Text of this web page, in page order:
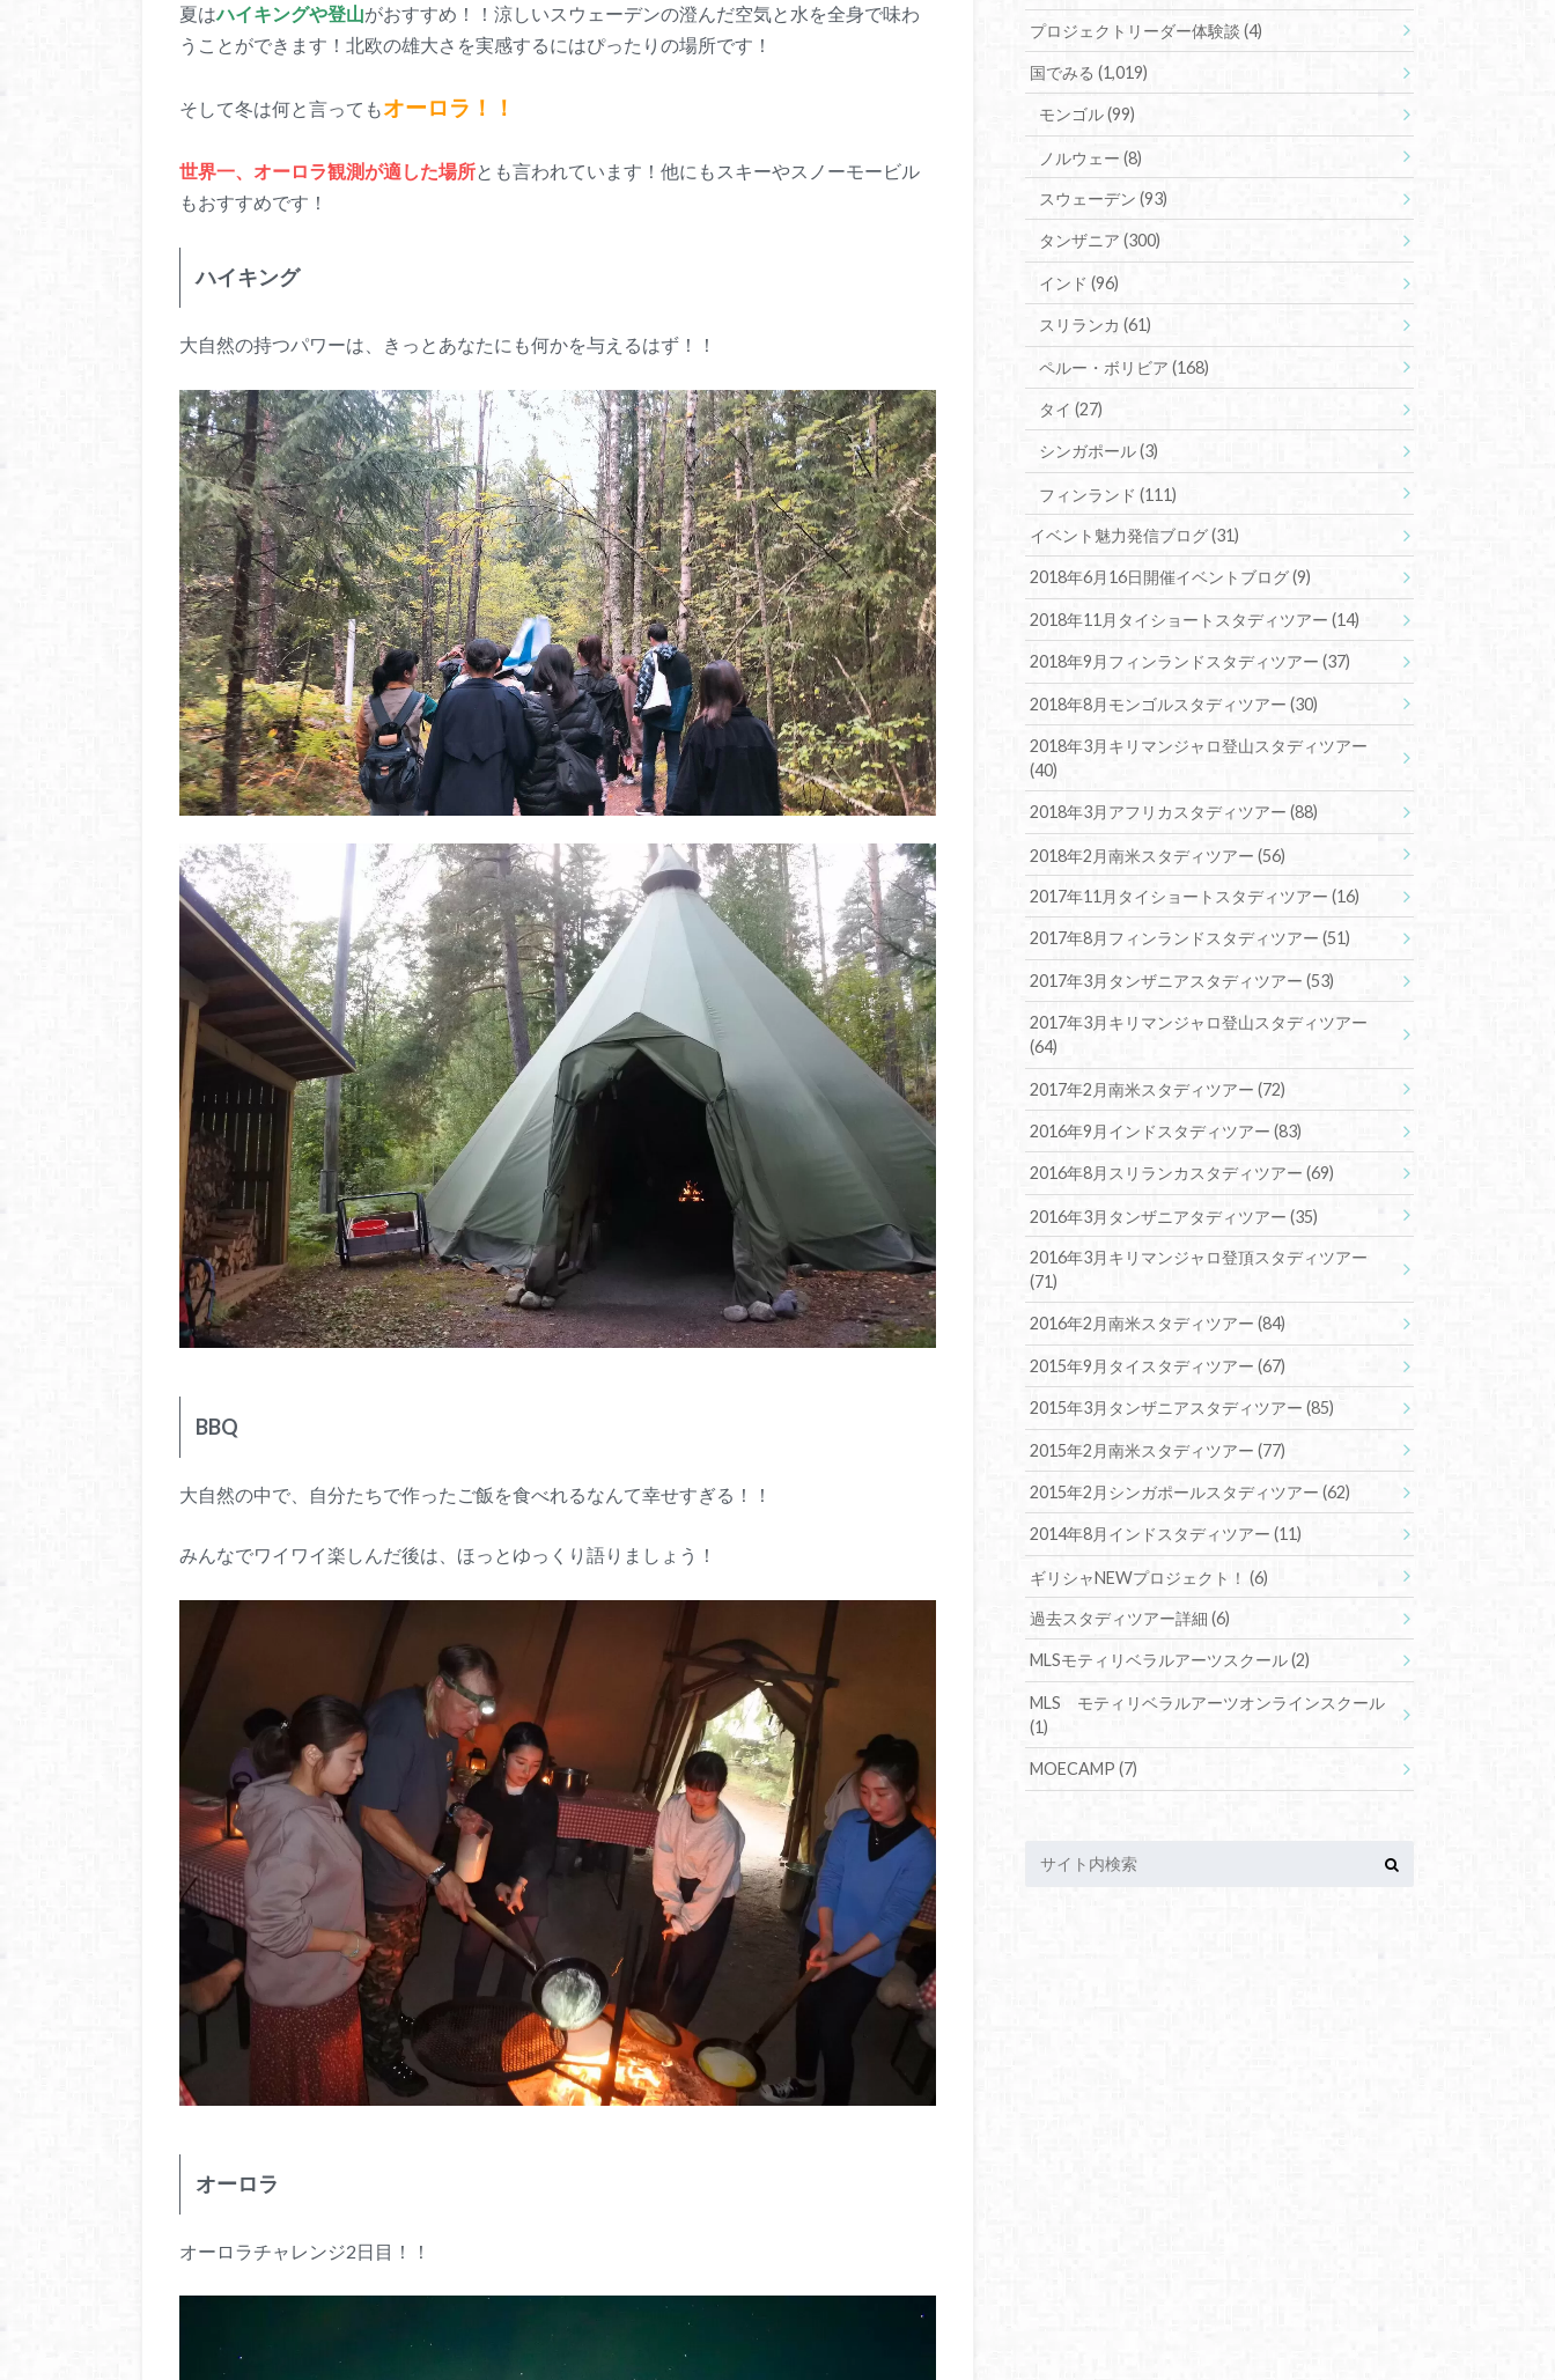
夏はハイキングや登山がおすすめ！！涼しいスウェーデンの澄んだ空気と水を全身で味わ
うことができます！北欧の雄大さを実感するにはぴったりの場所です！
そして冬は何と言ってもオーロラ！！
世界一、オーロラ観測が適した場所とも言われています！他にもスキーやスノーモービル
もおすすめです！
ハイキング
大自然の持つパワーは、きっとあなたにも何かを与えるはず！！
BBQ
大自然の中で、自分たちで作ったご飯を食べれるなんて幸せすぎる！！
みんなでワイワイ楽しんだ後は、ほっとゆっくり語りましょう！
オーロラ
オーロラチャレンジ2日目！！
プロジェクトリーダー体験談(4)
国でみる(1,019)
モンゴル(99)
ノルウェー (8)
スウェーデン (93)
タンザニア (300)
インド (96)
スリランカ (61)
ペルー・ボリビア (168)
タイ (27)
シンガポール(3)
フィンランド (111)
イベント魅力発信ブログ(31)
2018年6月16日開催イベントブログ(9)
2018年11月タイショートスタディツアー(14)
2018年9月フィンランドスタディツアー(37)
2018年8月モンゴルスタディツアー(30)
2018年3月キリマンジャロ登山スタディツアー
(40)
2018年3月アフリカスタディツアー(88)
2018年2月南米スタディツアー(56)
2017年11月タイショートスタディツアー(16)
2017年8月フィンランドスタディツアー(51)
2017年3月タンザニアスタディツアー(53)
2017年3月キリマンジャロ登山スタディツアー
(64)
2017年2月南米スタディツアー(72)
2016年9月インドスタディツアー(83)
2016年8月スリランカスタディツアー(69)
2016年3月タンザニアタディツアー(35)
2016年3月キリマンジャロ登頂スタディツアー
(71)
2016年2月南米スタディツアー(84)
2015年9月タイスタディツアー(67)
2015年3月タンザニアスタディツアー(85)
2015年2月南米スタディツアー(77)
2015年2月シンガポールスタディツアー(62)
2014年8月インドスタディツアー(11)
ギリシャNEWプロジェクト！(6)
過去スタディツアー詳細(6)
MLSモティリベラルアーツスクール(2)
MLS モティリベラルアーツオンラインスクール
(1)
MOECAMP(7)